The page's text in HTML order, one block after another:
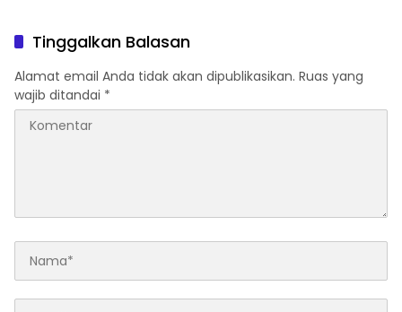
Tinggalkan Balasan
Alamat email Anda tidak akan dipublikasikan. Ruas yang
wajib ditandai *